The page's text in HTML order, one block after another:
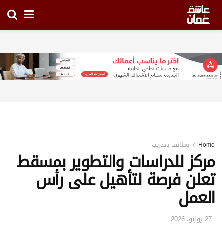
Home وظائف وتدريب
مركز للدراسات والتطوير بمسقط
تعلن فرصة لتأهيل على رأس
العمل
27 يونيو، 2026